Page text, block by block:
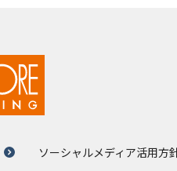
ソーシャルメディア活用方